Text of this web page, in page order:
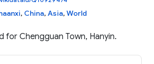
, China, Asia, World
for Chengguan Town, Hanyin.